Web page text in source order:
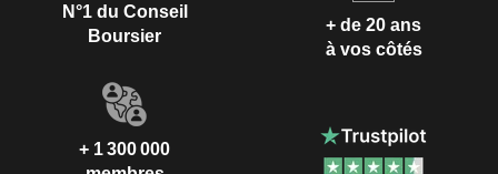
N°1 du Conseil
Boursier
+ de 20 ans
à vos côtés
+ 1 300 000